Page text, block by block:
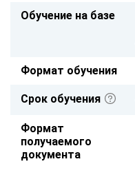
Обучение на базе
Формат обучения
Срок обучения
Формат
получаемого
документа